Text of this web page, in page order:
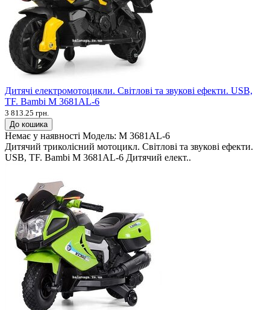
Дитячі електромотоцикли. Світлові та звукові ефекти. USB,
TF. Bambi M 3681AL-6
3 813.25 грн.
До кошика
Немає у наявності Модель: M 3681AL-6
Дитячий триколісний мотоцикл. Світлові та звукові ефекти.
USB, TF. Bambi M 3681AL-6 Дитячий елект..